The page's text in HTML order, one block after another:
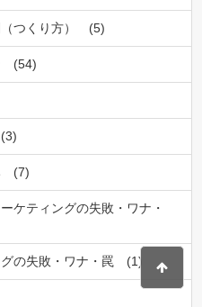
つくり方） (5)
(54)
(3)
(7)
ケティングの失敗・ワナ・
の失敗・ワナ・罠 (1)